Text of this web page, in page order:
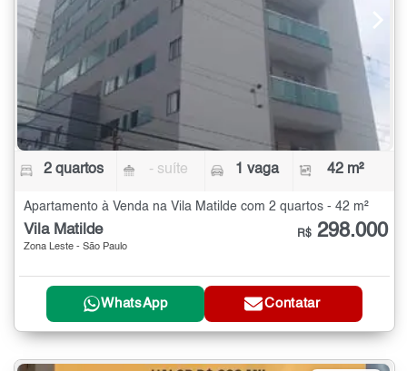
2 quartos - suíte 1 vaga 42 m²
Apartamento à Venda na Vila Matilde com 2 quartos - 42 m²
Vila Matilde
Zona Leste - São Paulo
R$ 298.000
WhatsApp Contatar